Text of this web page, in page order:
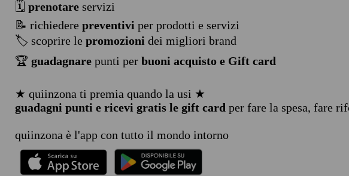
🗓️ prenotareservizi
📝 richiedere preventivi per prodotti e servizi
🏷️ scoprire le promozioni dei migliori brand
🏆 guadagnarepunti per buoni acquisto e Gift card
★ quiinzona ti premia quando la usi ★
guadagni punti e ricevi gratis le gift card per fare la spesa, fare
quiinzona è l'app con tutto il mondo intorno